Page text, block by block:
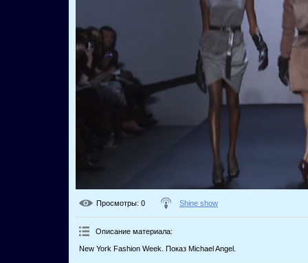
Просмотры: 0 Shine show
Описание материала:
New York Fashion Week. Показ Michael Angel.